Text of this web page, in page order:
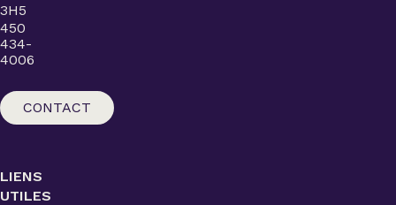
3H5
450
434-
4006
CONTACT
LIENS
UTILES